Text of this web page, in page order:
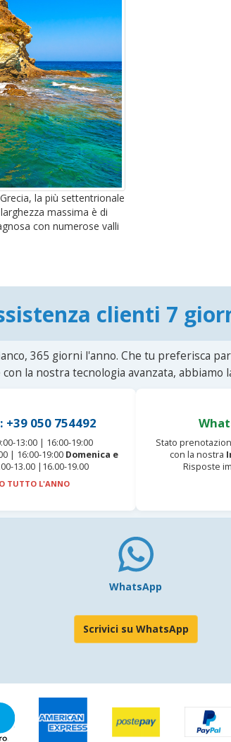
la più settentrionale
massima è di
con numerose valli
clienti 7
365 giorni l'anno. Che tu preferisca
la nostra tecnologia avanzata, abbiamo
050 754492
13:00 | 16:00-19:00
| 16:00-19:00 Domenica e
13.00 |16.00-19.00
TUTTO L'ANNO
Stato
con la nostra
Risposte
WhatsApp
Scrivici su WhatsApp